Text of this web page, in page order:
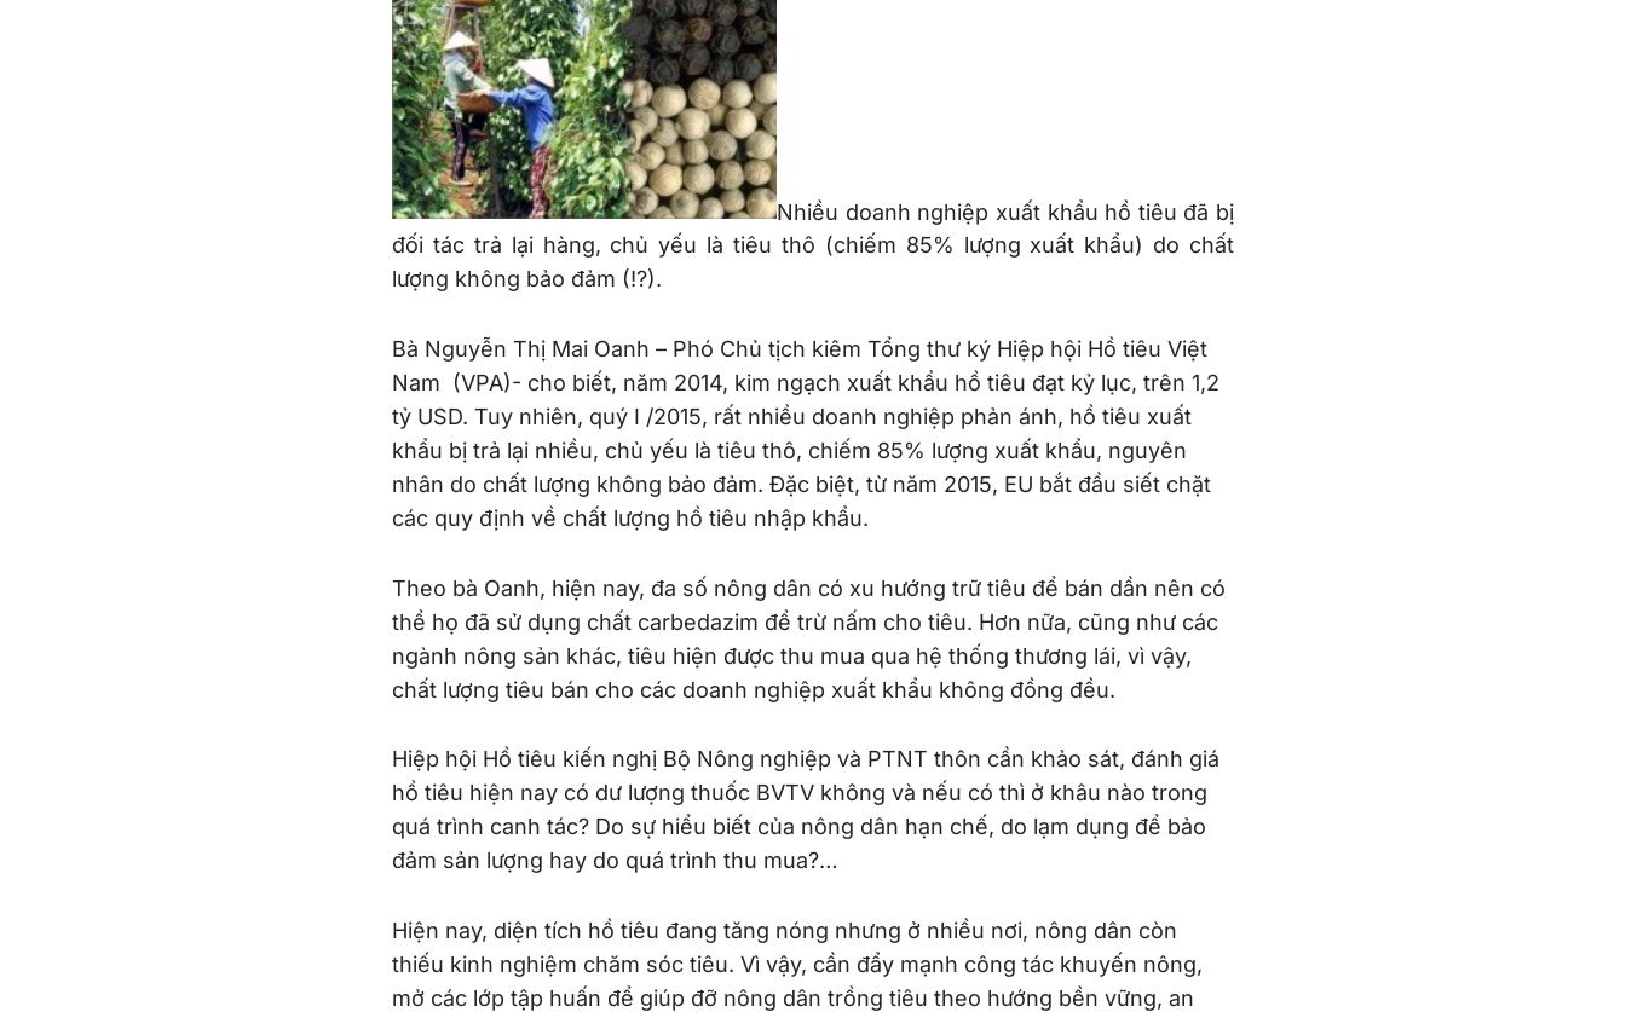
Nhiều doanh nghiệp xuất khẩu hồ tiêu đã bị
đối tác trả lại hàng, chủ yếu là tiêu thô (chiếm 85% lượng xuất khẩu) do chất
lượng không bảo đảm (!?).
Bà Nguyễn Thị Mai Oanh – Phó Chủ tịch kiêm Tổng thư ký Hiệp hội Hồ tiêu Việt
Nam (VPA)- cho biết, năm 2014, kim ngạch xuất khẩu hồ tiêu đạt kỷ lục, trên 1,2
tỷ USD. Tuy nhiên, quý I /2015, rất nhiều doanh nghiệp phản ánh, hồ tiêu xuất
khẩu bị trả lại nhiều, chủ yếu là tiêu thô, chiếm 85% lượng xuất khẩu, nguyên
nhân do chất lượng không bảo đảm. Đặc biệt, từ năm 2015, EU bắt đầu siết chặt
các quy định về chất lượng hồ tiêu nhập khẩu.
Theo bà Oanh, hiện nay, đa số nông dân có xu hướng trữ tiêu để bán dần nên có
thể họ đã sử dụng chất carbedazim để trừ nấm cho tiêu. Hơn nữa, cũng như các
ngành nông sản khác, tiêu hiện được thu mua qua hệ thống thương lái, vì vậy,
chất lượng tiêu bán cho các doanh nghiệp xuất khẩu không đồng đều.
Hiệp hội Hồ tiêu kiến nghị Bộ Nông nghiệp và PTNT thôn cần khảo sát, đánh giá
hồ tiêu hiện nay có dư lượng thuốc BVTV không và nếu có thì ở khâu nào trong
quá trình canh tác? Do sự hiểu biết của nông dân hạn chế, do lạm dụng để bảo
đảm sản lượng hay do quá trình thu mua?…
Hiện nay, diện tích hồ tiêu đang tăng nóng nhưng ở nhiều nơi, nông dân còn
thiếu kinh nghiệm chăm sóc tiêu. Vì vậy, cần đẩy mạnh công tác khuyến nông,
mở các lớp tập huấn để giúp đỡ nông dân trồng tiêu theo hướng bền vững, an